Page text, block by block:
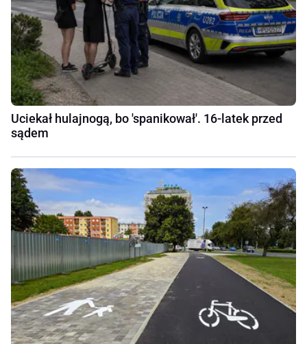
Uciekał hulajnogą, bo 'spanikował'. 16-latek przed
sądem